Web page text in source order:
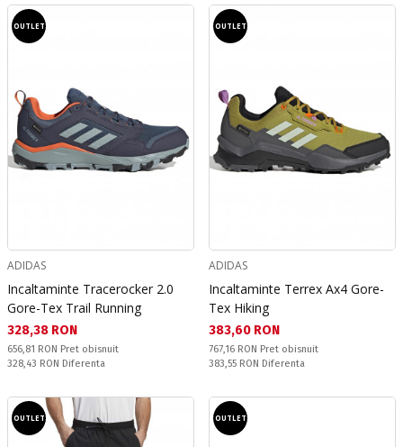
OUTLET
ADIDAS
Incaltaminte Tracerocker 2.0
Gore-Tex Trail Running
Текуща цена:
328,38 RON
Pret obisnuit:
656,81 RON Pret obisnuit
Спестявате:
328,43 RON Diferenta
OUTLET
ADIDAS
Incaltaminte Terrex Ax4 Gore-
Tex Hiking
Текуща цена:
383,60 RON
Pret obisnuit:
767,16 RON Pret obisnuit
Спестявате:
383,55 RON Diferenta
OUTLET OUTLET